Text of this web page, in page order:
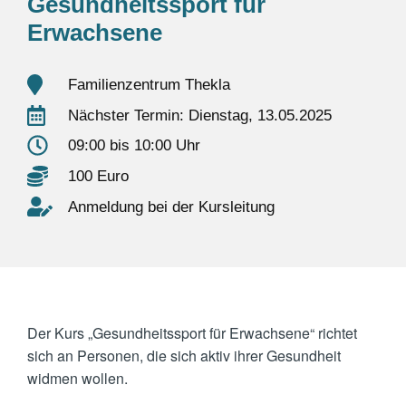
Erwachsene
Familienzentrum Thekla
Nächster Termin: Dienstag, 13.05.2025
09:00 bis 10:00 Uhr
100 Euro
Anmeldung bei der Kursleitung
Der Kurs „Gesundheitssport für Erwachsene“ richtet
sich an Personen, die sich aktiv ihrer Gesundheit
widmen wollen.